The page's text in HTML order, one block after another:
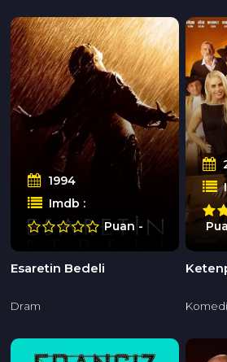
1994
Imdb :
Puan -
Esaretin Bedeli
Dram Komedi